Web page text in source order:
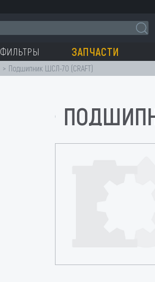
ФИЛЬТРЫ ЗАПЧАСТИ
Подшипник ШСЛ-70 (CRAFT)